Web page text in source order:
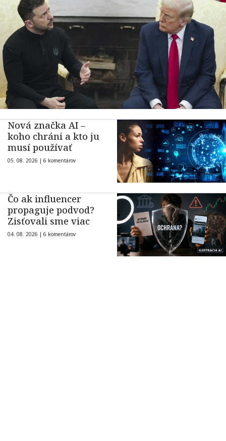
Nová značka AI –
koho chráni a kto ju
musí používať
05. 08. 2026 | 6 komentárov
Čo ak influencer
propaguje podvod?
Zisťovali sme viac
04. 08. 2026 | 6 komentárov